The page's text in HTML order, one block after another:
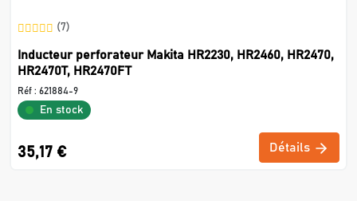
(7)
Inducteur perforateur Makita HR2230, HR2460, HR2470,
HR2470T, HR2470FT
Réf : 621884-9
En stock
35,17 € Détails